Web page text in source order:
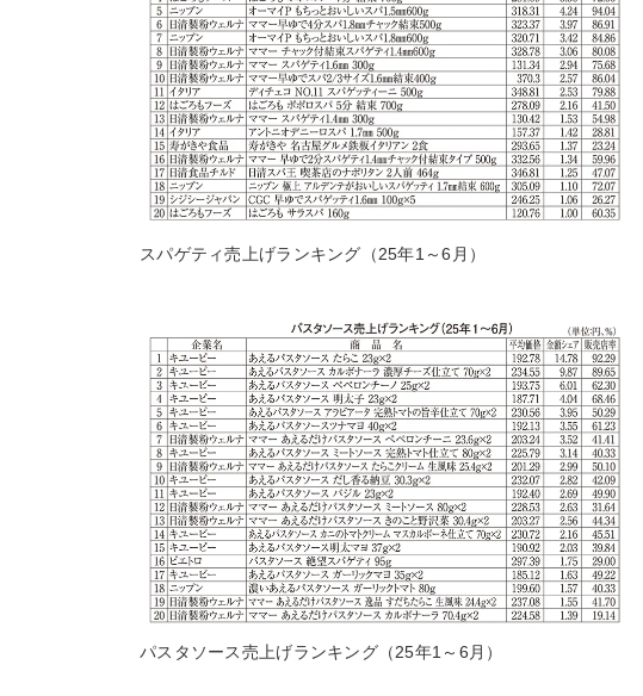
スパゲティ売上げランキング（25年1～6月）
パスタソース売上げランキング（25年1～6月）